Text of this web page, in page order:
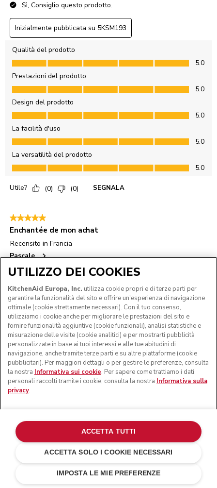
La tua incisione (0/24)
Dried rose
CHF 559.20
CHF 699.-
Risparmi sui
costi CHF 139.80
AGGIUNGI AL CARRELLO
UTILIZZO DEI COOKIES
KitchenAid Europa, Inc. utilizza cookie propri e di terze parti per
garantire la funzionalità del sito e offrire un'esperienza di navigazione
ottimale (cookie strettamente necessari). Con il tuo consenso,
utilizziamo i cookie anche per migliorare le prestazioni del sito e
fornire funzionalità aggiuntive (cookie funzionali), analisi statistiche e
misurazione delle visite (cookie analitici) e per mostrarti pubblicità
personalizzate in base ai tuoi interessi e alle tue abitudini di
navigazione, anche tramite terze parti e su altre piattaforme (cookie
pubblicitari). Per maggiori dettagli o per gestire le preferenze, consulta
la nostra Informativa sui cookie. Per sapere come trattiamo i dati
personali raccolti tramite i cookie, consulta la nostra Informativa sulla
privacy.
IMPOSTA LE MIE PREFERENZE
ACCETTA SOLO I COOKIE NECESSARI
ACCETTA TUTTI